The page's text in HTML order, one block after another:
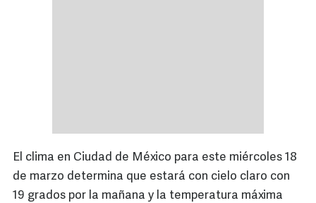
El clima en Ciudad de México para este miércoles 18
de marzo determina que estará con cielo claro con
19 grados por la mañana y la temperatura máxima